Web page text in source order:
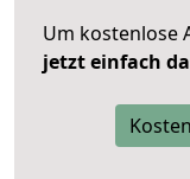
Um kostenlose
jetzt einfach